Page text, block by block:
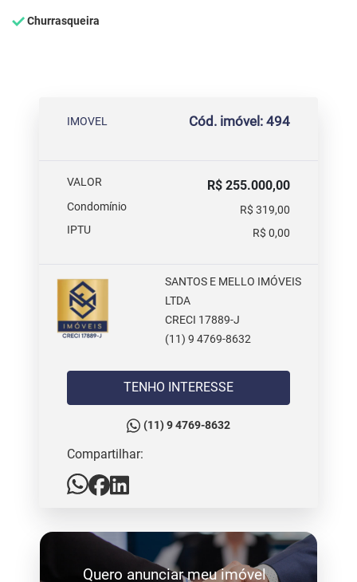
Churrasqueira
IMOVEL Cód. imóvel: 494
VALOR R$ 255.000,00
Condomínio
R$ 319,00
IPTU
R$ 0,00
SANTOS E MELLO IMÓVEIS
LTDA
CRECI 17889-J
(11) 9 4769-8632
TENHO INTERESSE
(11) 9 4769-8632
Compartilhar:
Quero anunciar meu imóvel